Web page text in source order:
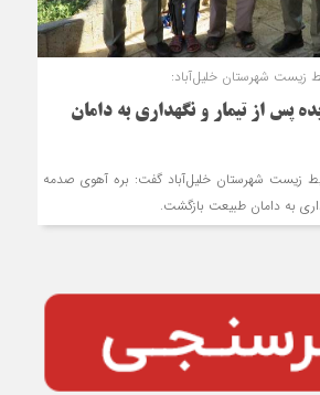
زیست شهرستان خلیل‌آباد:
پس از تیمار و نگهداری به دامان
زیست شهرستان خلیل‌آباد گفت: بره آهوی صدمه
به دامان طبیعت بازگشت.